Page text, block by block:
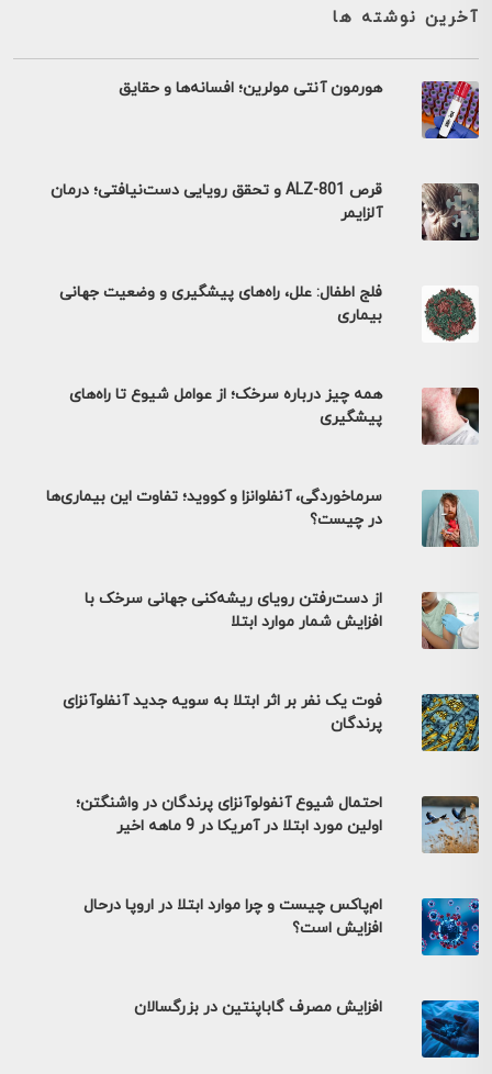
آخرین نوشته ها
هورمون آنتی مولرین؛ افسانه‌ها و حقایق
قرص ALZ-801 و تحقق رویایی دست‌نیافتی؛ درمان
آلزایمر
فلج اطفال: علل، راه‌های پیشگیری و وضعیت جهانی
بیماری
همه چیز درباره سرخک؛ از عوامل شیوع تا راه‌های
پیشگیری
سرماخوردگی، آنفلوانزا و کووید؛ تفاوت این بیماری‌ها
در چیست؟
از دست‌رفتن رویای ریشه‌کنی جهانی سرخک با
افزایش شمار موارد ابتلا
فوت یک نفر بر اثر ابتلا به سویه جدید آنفلوآنزای
پرندگان
احتمال شیوع آنفولوآنزای پرندگان در واشنگتن؛
اولین مورد ابتلا در آمریکا در 9 ماهه اخیر
ام‌پاکس چیست و چرا موارد ابتلا در اروپا درحال
افزایش است؟
افزایش مصرف گاباپنتین در بزرگسالان